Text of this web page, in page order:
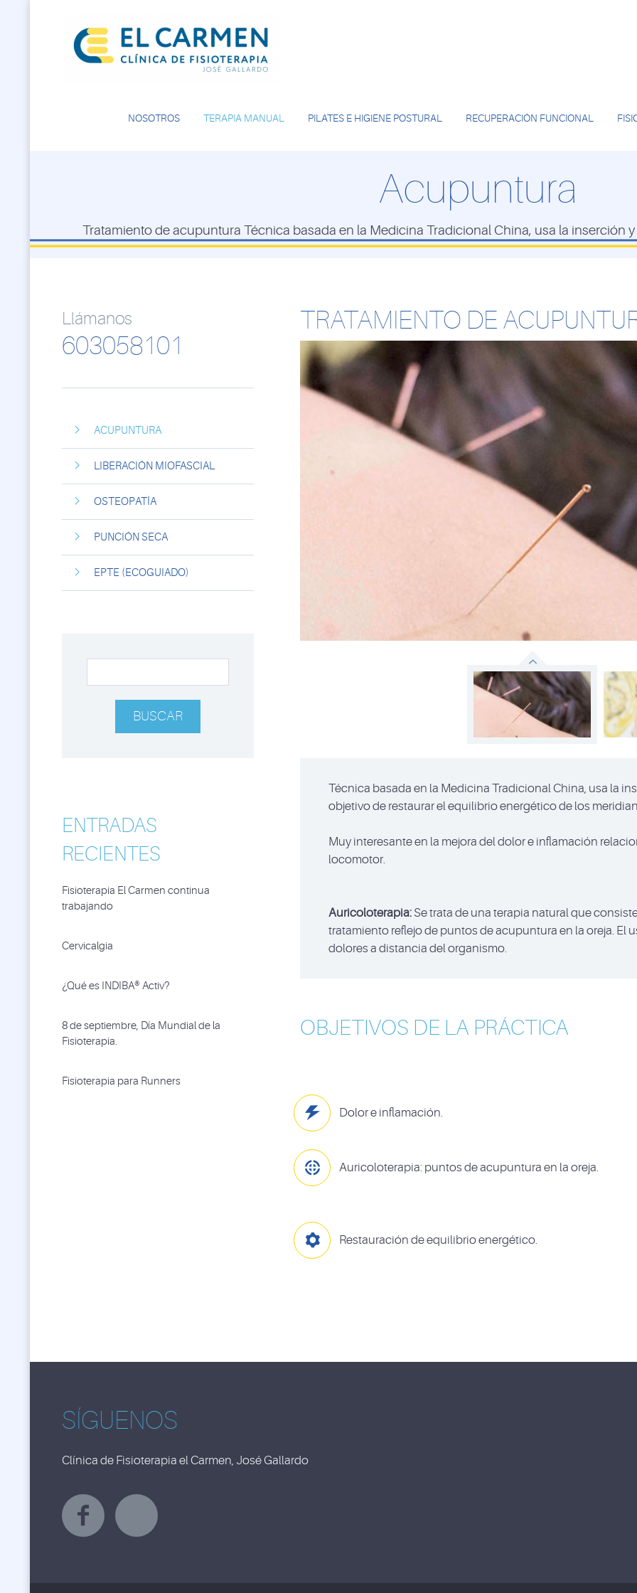
NOSOTROS TERAPIA MANUAL PILATES E HIGIENE POSTURAL RECUPERACIÓN FUNCIONAL
Acupuntura
Tratamiento de acupuntura Técnica basada en la Medicina Tradicional China, usa la inserción
TRATAMIENTO DE
Técnica basada en la Medicina Tradicional China, usa la
objetivo de restaurar el equilibrio energético de los
Muy interesante en la mejora del dolor e inflamación
locomotor.
Auricoloterapia: Se trata de una terapia natural que
tratamiento reflejo de puntos de acupuntura en la oreja. El
dolores a distancia del organismo.
OBJETIVOS DE LA PRÁCTICA
 Dolor e inflamación.
 Auricoloterapia: puntos de acupuntura en la oreja.
 Restauración de equilibrio energético.
Llámanos
603058101
ACUPUNTURA
LIBERACIÓN MIOFASCIAL
OSTEOPATÍA
PUNCIÓN SECA
EPTE (ECOGUIADO)
ENTRADAS
RECIENTES
Fisioterapia El Carmen continua
trabajando
Cervicalgia
¿Qué es INDIBA® Activ?
8 de septiembre, Día Mundial de la
Fisioterapia.
Fisioterapia para Runners
SÍGUENOS
Clínica de Fisioterapia el Carmen, José Gallardo